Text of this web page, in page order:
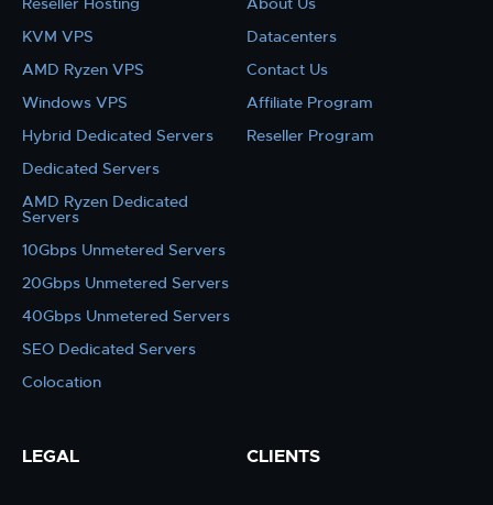
KVM VPS
AMD Ryzen VPS
Windows VPS
Hybrid Dedicated Servers
Dedicated Servers
AMD Ryzen Dedicated
Servers
10Gbps Unmetered Servers
20Gbps Unmetered Servers
40Gbps Unmetered Servers
SEO Dedicated Servers
Colocation
Datacenters
Contact Us
Affiliate Program
Reseller Program
LEGAL CLIENTS